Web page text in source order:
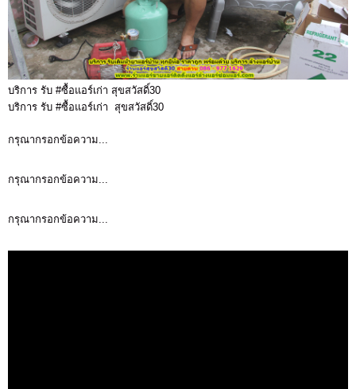
บริการ รับ #ซื้อแอร์เก่า สุขสวัสดิ์30
บริการ รับ #ซื้อแอร์เก่า สุขสวัสดิ์30
กรุณากรอกข้อความ...
กรุณากรอกข้อความ...
กรุณากรอกข้อความ...